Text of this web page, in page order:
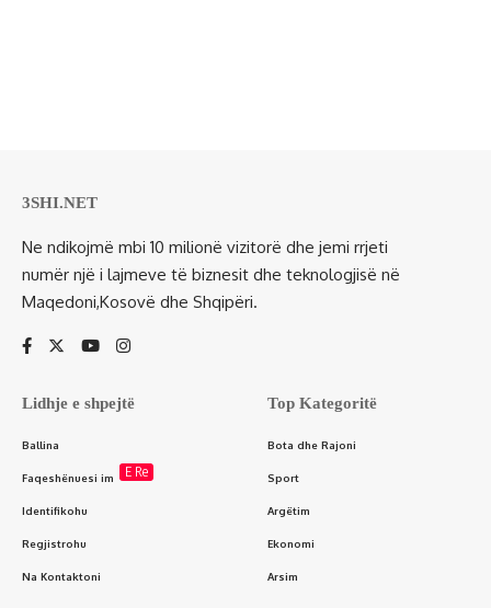
3SHI.NET
Ne ndikojmë mbi 10 milionë vizitorë dhe jemi rrjeti
numër një i lajmeve të biznesit dhe teknologjisë në
Maqedoni,Kosovë dhe Shqipëri.
Lidhje e shpejtë
Ballina
Faqeshënuesi im E Re
Identifikohu
Regjistrohu
Na Kontaktoni
Top Kategoritë
Bota dhe Rajoni
Sport
Argëtim
Ekonomi
Arsim